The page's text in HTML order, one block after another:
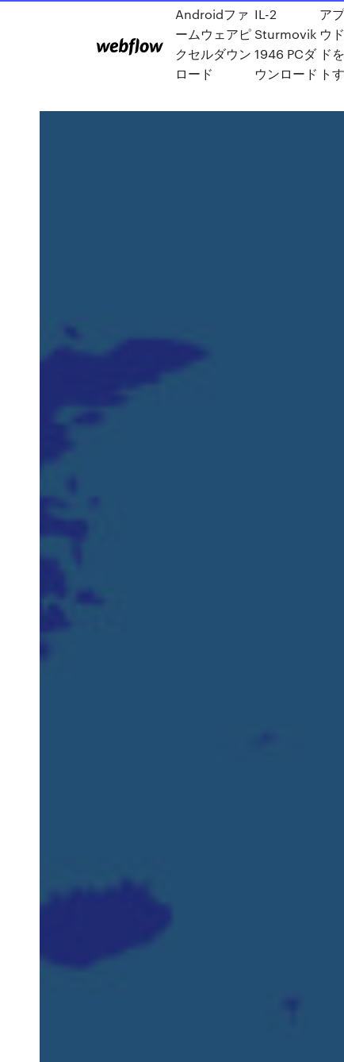
Androidファ
ームウェアピ
クセルダウン
ロード
IL-2
Sturmovik
1946 PCダ
ウンロード
ア
ウ
ド
ト